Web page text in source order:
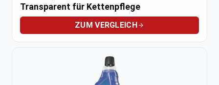
Transparent für Kettenpflege
ZUM VERGLEICH